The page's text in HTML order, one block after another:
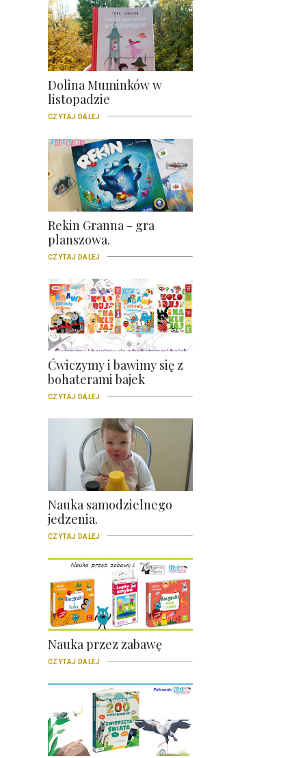
Dolina Muminków w
listopadzie
CZYTAJ DALEJ
Rekin Granna - gra
planszowa.
CZYTAJ DALEJ
Ćwiczymy i bawimy się z
bohaterami bajek
CZYTAJ DALEJ
Nauka samodzielnego
jedzenia.
CZYTAJ DALEJ
Nauka przez zabawę
CZYTAJ DALEJ